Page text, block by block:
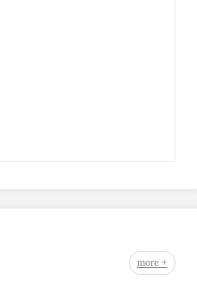
more +